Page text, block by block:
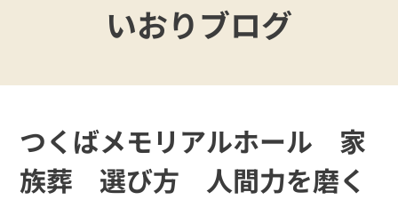
いおりブログ
つくばメモリアルホール 家
族葬 選び方 人間力を磨く